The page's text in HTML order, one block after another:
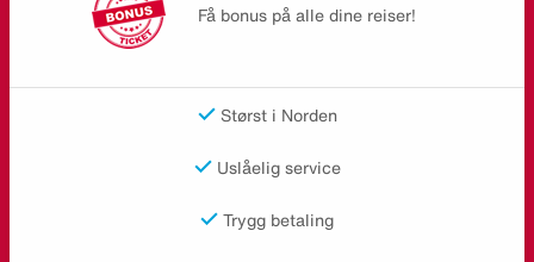
Få bonus på alle dine reiser!
Størst i Norden
Uslåelig service
Trygg betaling